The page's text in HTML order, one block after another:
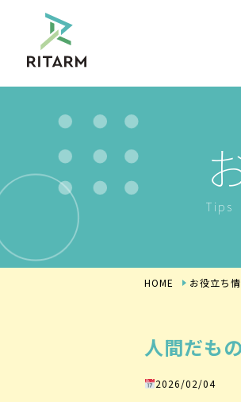
Tips
HOME お役立ち
人間だも
2026/02/04